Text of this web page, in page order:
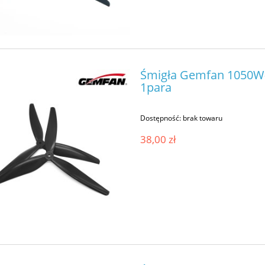
regularna: 727,00 zł
cena:727,00 zł
do koszyka
Najniższa cena:269,00 zł
do koszyka
Śmigła Gemfan
1para
Dostępność: brak towaru
38,00 zł